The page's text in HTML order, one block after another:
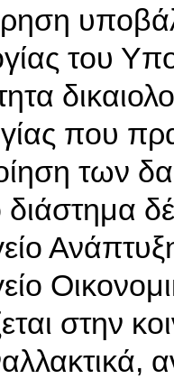
του
που
των
διάστημα
στην